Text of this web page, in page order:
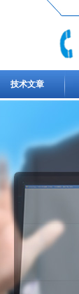
技术文章